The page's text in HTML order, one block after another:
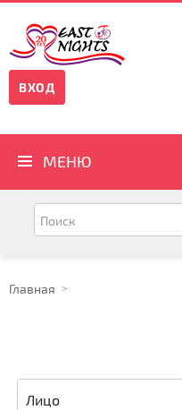
ВХОД
МЕНЮ
Главная
Лицо